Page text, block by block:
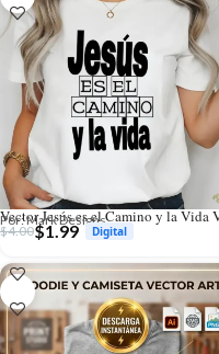
Por: Mark Designs
$4.00$1.99